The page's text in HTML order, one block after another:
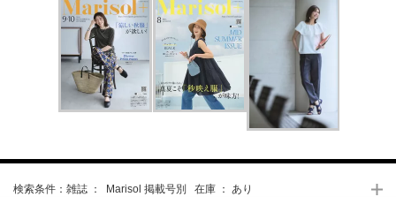
検索条件： 雑誌 ： Marisol 掲載号別 在庫 ： あり